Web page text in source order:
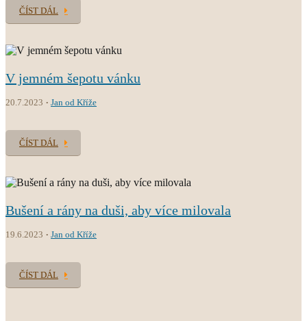
ČÍST DÁL
V jemném šepotu vánku
20.7.2023 Jan od Kříže
ČÍST DÁL
Bušení a rány na duši, aby více milovala
19.6.2023 Jan od Kříže
ČÍST DÁL